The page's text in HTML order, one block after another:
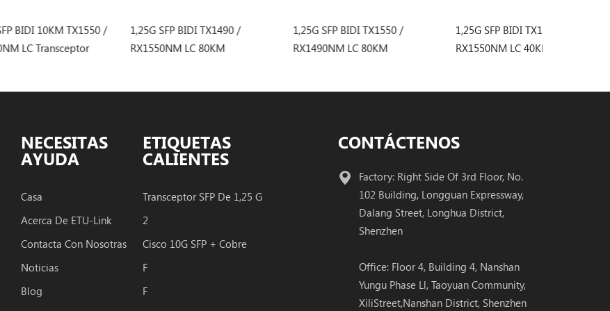
/
1,25G SFP BIDI TX1490 /
RX1550NM LC 80KM
1,25G SFP BIDI TX1550 /
RX1490NM LC 80KM
1,25G SFP BIDI TX1310 /
RX1550NM LC 40KM
NECESITAS
AYUDA
Casa
Acerca De ETU-Link
Contacta Con Nosotras
Noticias
Blog
ETIQUETAS
CALIENTES
Transceptor SFP De 1,25 G
2
Cisco 10G SFP + Cobre
F
F
CONTÁCTENOS
Factory: Right Side Of 3rd Floor, No.
102 Building, Longguan Expressway,
Dalang Street, Longhua District,
Shenzhen
Office: Floor 4, Building 4, Nanshan
Yungu Phase Ll, Taoyuan Community,
XiliStreet,Nanshan District, Shenzhen